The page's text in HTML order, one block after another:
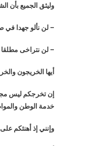
وليثق الجميع بأن
– لن نألو جهدا في
– لن نتراخى
أيها الخريجون
إن تخرجكم ليس
خدمة الوطن
وإنني إذ أهنئكم